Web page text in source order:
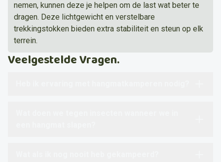
nemen, kunnen deze je helpen om de last wat beter te
dragen. Deze lichtgewicht en verstelbare
trekkingstokken bieden extra stabiliteit en steun op elk
terrein.
Veelgestelde Vragen.